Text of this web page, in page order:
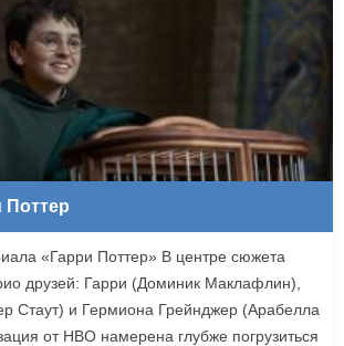
Поттер
«Гарри Поттер» В центре сюжета
друзей: Гарри (Доминик Маклафлин),
Стаут) и Гермиона Грейнджер (Арабелла
от HBO намерена глубже погрузиться